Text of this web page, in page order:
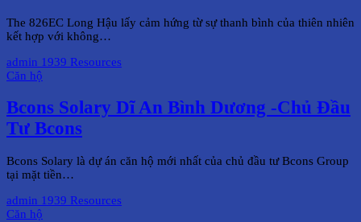
The 826EC Long Hậu lấy cảm hứng từ sự thanh bình của thiên nhiên
kết hợp với không…
admin 1939 Resources
Căn hộ
Bcons Solary Dĩ An Bình Dương -Chủ Đầu
Tư Bcons
Bcons Solary là dự án căn hộ mới nhất của chủ đầu tư Bcons Group
tại mặt tiền…
admin 1939 Resources
Căn hộ